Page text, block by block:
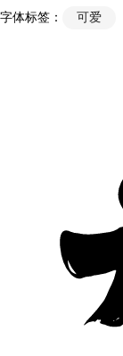
字体标签： 可爱